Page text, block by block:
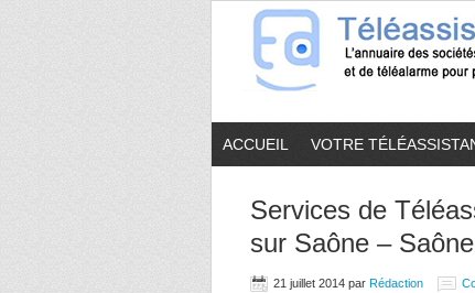
ACCUEIL VOTRE
Services de
sur Saône –
21 juillet 2014 par Rédaction